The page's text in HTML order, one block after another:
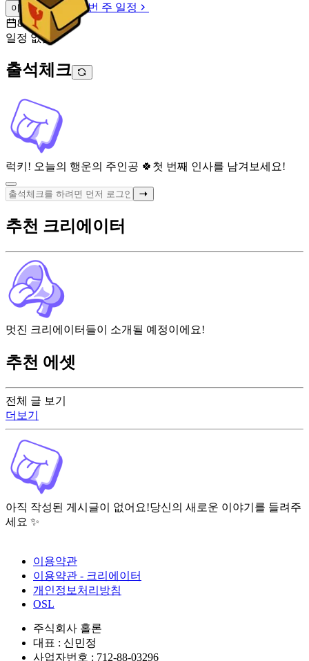
이번 주 일정
이번 주 일정
8월 8일 [토]
일정 없음
출석체크
럭키! 오늘의 행운의 주인공 🍀 첫 번째 인사를 남겨보세요!
전체 글 보기
더보기
아직 작성된 게시글이 없어요!당신의 새로운 이야기를 들려주
세요 ✨
추천 크리에이터
멋진 크리에이터들이 소개될 예정이에요!
추천 에셋
이용약관
이용약관 - 크리에이터
개인정보처리방침
OSL
주식회사 홀론
대표 : 신민정
사업자번호 : 712-88-03296